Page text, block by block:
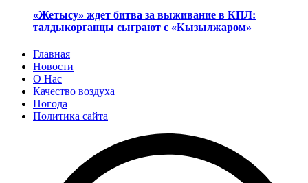
«Жетысу» ждет битва за выживание в КПЛ:
талдыкорганцы сыграют с «Кызылжаром»
Главная
Новости
О Нас
Качество воздуха
Погода
Политика сайта